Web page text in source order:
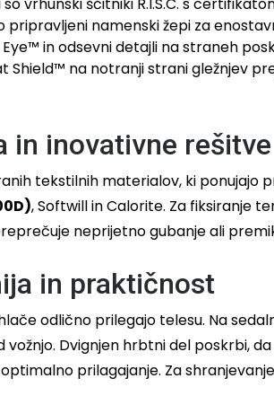
vrhunski ščitniki R.I.S.C. s
pripravljeni namenski žepi za
in odsevni detajli na straneh
Shield™ na notranji strani gležnjev
in inovativne rešitve
tekstilnih materialov, ki
, Softwill in Calorite. Za fiksiranje
neprijetno gubanje ali
in praktičnost
odlično prilegajo telesu. Na
Dvignjen hrbtni del poskrbi,
prilagajanje. Za